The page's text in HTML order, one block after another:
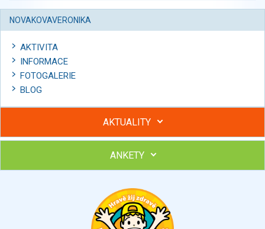
NOVAKOVAVERONIKA
AKTIVITA
INFORMACE
FOTOGALERIE
BLOG
AKTUALITY
Hubněte s podporou lektorky a skupiny v kurzech STOBu
Chcete poradit s hubnutím? Najděte si odborníka STOBu ve
ANKETY